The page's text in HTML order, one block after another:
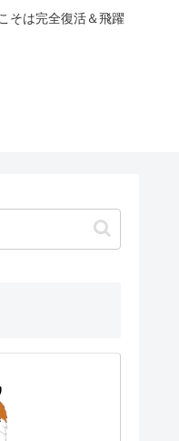
そは完全復活＆飛躍